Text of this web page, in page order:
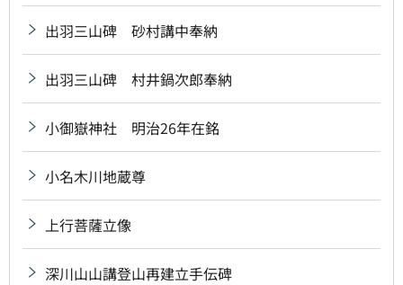
出羽三山碑 砂村講中奉納
出羽三山碑 村井鍋次郎奉納
小御嶽神社 明治26年在銘
小名木川地蔵尊
上行菩薩立像
深川山山講登山再建立手伝碑